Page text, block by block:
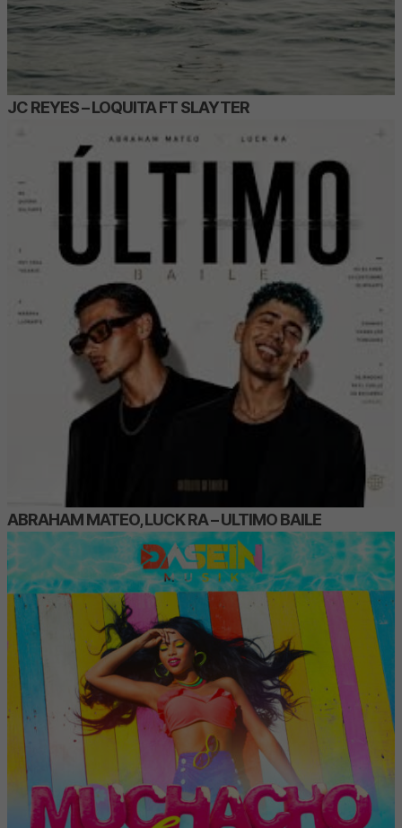
JC REYES – LOQUITA FT SLAYTER
ABRAHAM MATEO, LUCK RA – ULTIMO BAILE